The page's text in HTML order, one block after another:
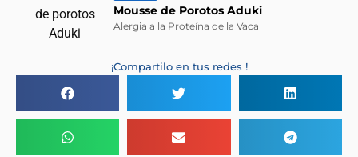
Mousse de Porotos Aduki
Alergia a la Proteína de la Vaca
¡Compartilo en tus redes !